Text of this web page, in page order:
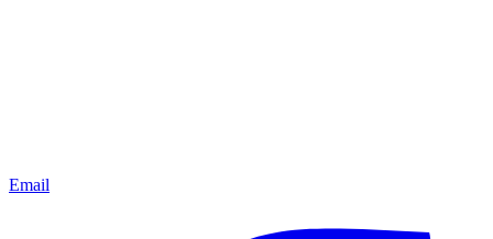
Email